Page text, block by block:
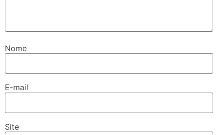
Nome
E-mail
Site